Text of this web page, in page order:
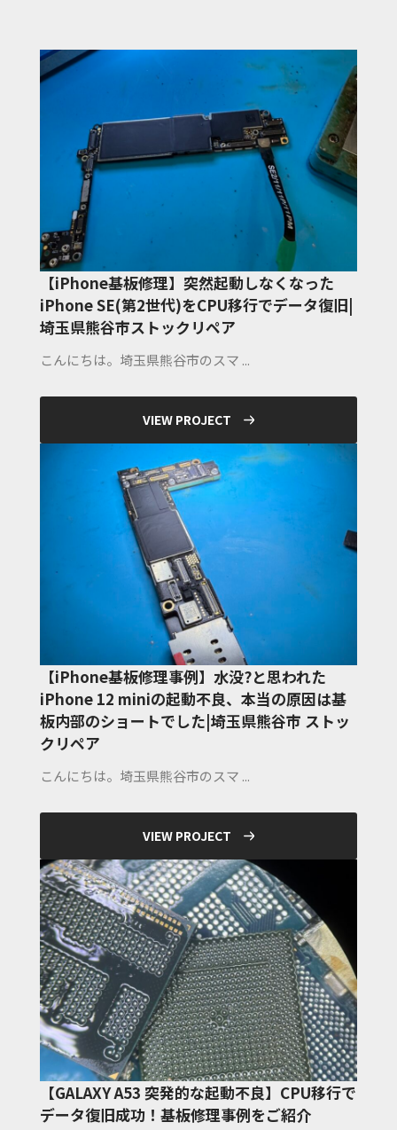
【iPhone基板修理】突然起動しなくなった
iPhone SE(第2世代)をCPU移行でデータ復旧|
埼玉県熊谷市ストックリペア
こんにちは。埼玉県熊谷市のスマ ...
VIEW PROJECT
【iPhone基板修理事例】水没?と思われた
iPhone 12 miniの起動不良、本当の原因は基
板内部のショートでした|埼玉県熊谷市 ストッ
クリペア
こんにちは。埼玉県熊谷市のスマ ...
VIEW PROJECT
【GALAXY A53 突発的な起動不良】CPU移行で
データ復旧成功！基板修理事例をご紹介